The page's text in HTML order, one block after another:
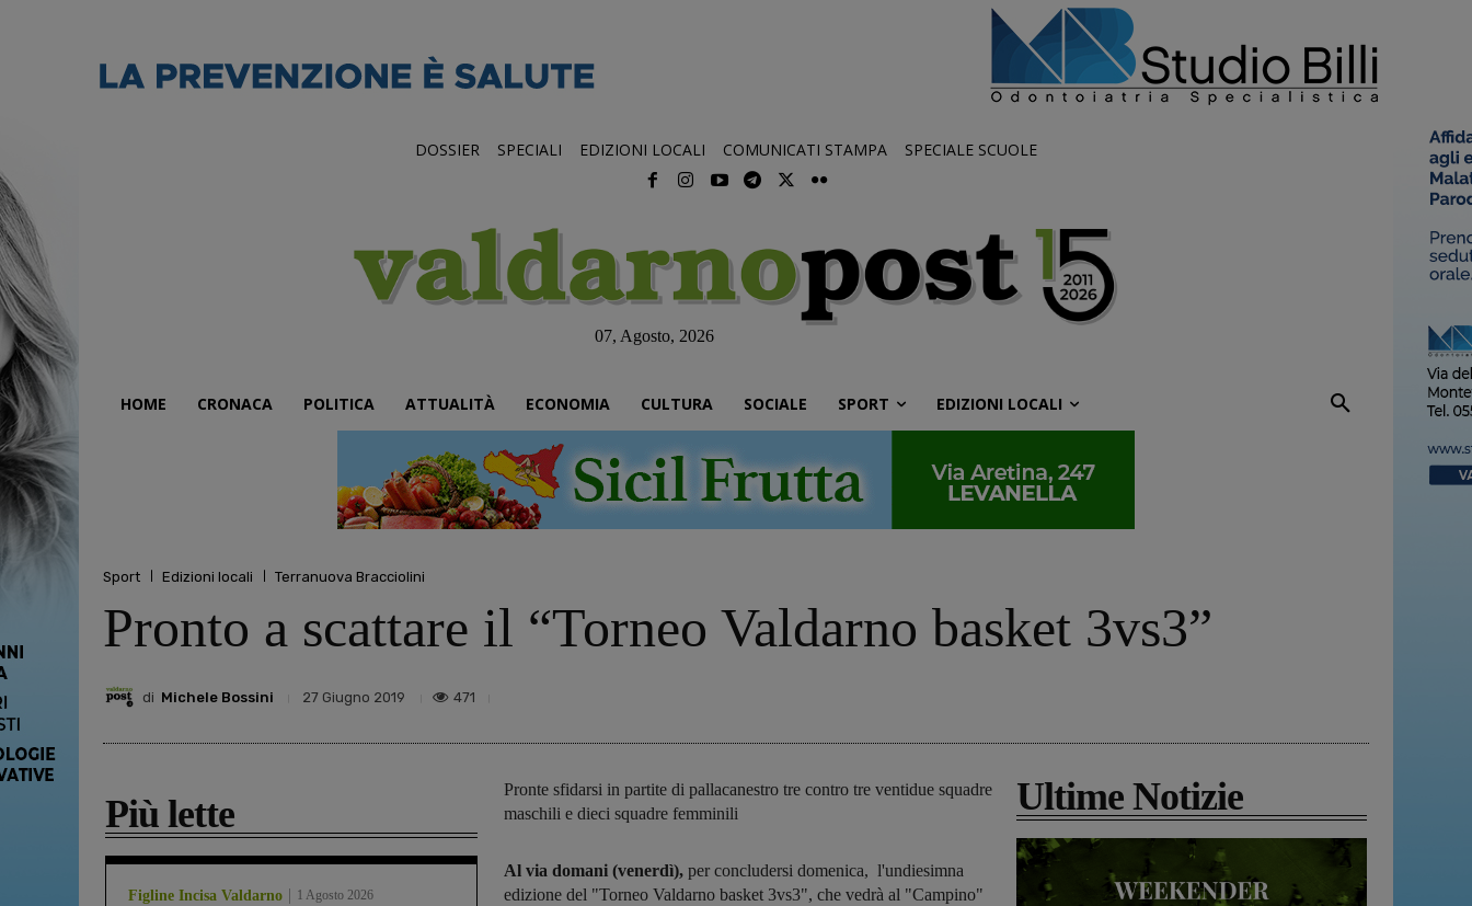
DOSSIER SPECIALI EDIZIONI LOCALI COMUNICATI STAMPA SPECIALE SCUOLE
07, Agosto, 2026
HOME CRONACA POLITICA ATTUALITÀ ECONOMIA CULTURA SOCIALE SPORT EDIZIONI LOCALI
Sport Edizioni locali Terranuova Bracciolini
Pronto a scattare il “Torneo Valdarno basket 3vs3”
di Michele Bossini 27 Giugno 2019 471
Più lette
Figline Incisa Valdarno 1 Agosto 2026
Pronte sfidarsi in partite di pallacanestro tre contro tre ventidue squadre
maschili e dieci squadre femminili
Al via domani (venerdì), per concludersi domenica, l'undiesimna
edizione del "Torneo Valdarno basket 3vs3", che vedrà al "Campino"
Ultime Notizie